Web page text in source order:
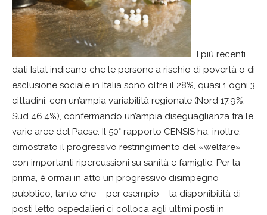
I più recenti
dati Istat indicano che le persone a rischio di povertà o di
esclusione sociale in Italia sono oltre il 28%, quasi 1 ogni 3
cittadini, con un’ampia variabilità regionale (Nord 17.9%,
Sud 46.4%), confermando un’ampia diseguaglianza tra le
varie aree del Paese. Il 50° rapporto CENSIS ha, inoltre,
dimostrato il progressivo restringimento del «welfare»
con importanti ripercussioni su sanità e famiglie. Per la
prima, è ormai in atto un progressivo disimpegno
pubblico, tanto che – per esempio – la disponibilità di
posti letto ospedalieri ci colloca agli ultimi posti in